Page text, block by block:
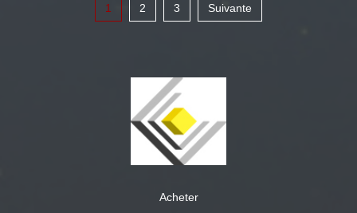
1 2 3 Suivante
Acheter